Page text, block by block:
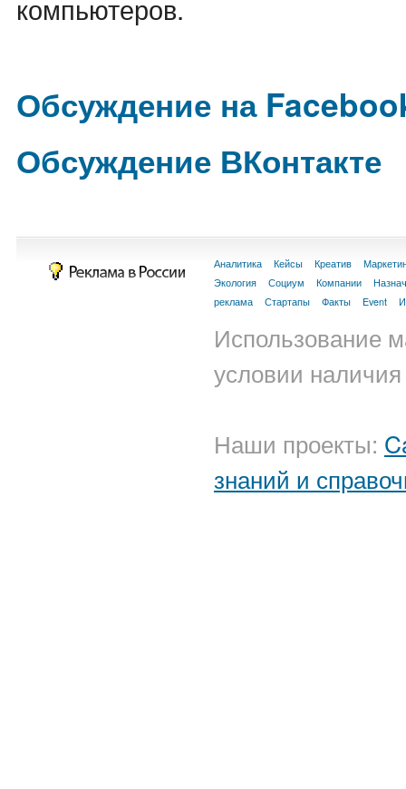
компьютеров.
Обсуждение на
Обсуждение ВКонтакте
Аналитика Кейсы Креатив
Экология
Социум Компании
реклама
Стартапы Факты Event
Использование
условии
Наши проекты:
знаний и